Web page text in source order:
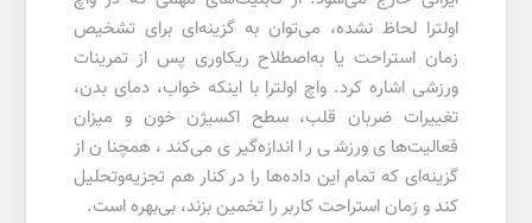
اولترا لحاظ نشده، می‌توان به گزینه‌ای برای تشخیص
زمان استراحت یا به‌اصطلاح ریکاوری پس از تمرینات
ورزشی اشاره کرد. واچ اولترا با اینکه خواب، دمای بدن،
تغییرات ضربان قلب، سطح اکسیژن خون و میزان
فعالیت‌های ورزشی را اندازه‌گیری می‌کند، همچنان از
گزینه‌ای که تمام این داده‌ها را در کنار هم تجزیه‌وتحلیل
کند و زمان استراحت کاربر را تخمین بزند، بی‌بهره است.